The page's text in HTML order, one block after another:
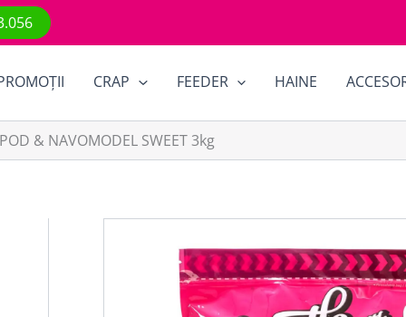
CRAP FEEDER HAINE
& NAVOMODEL SWEET 3kg